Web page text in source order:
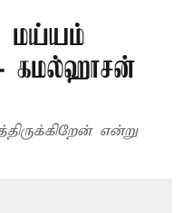
மய்யம்
கமல்ஹாசன்
என்று